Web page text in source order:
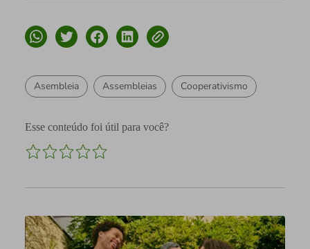
Asembleia Assembleias Cooperativismo
Esse conteúdo foi útil para você?